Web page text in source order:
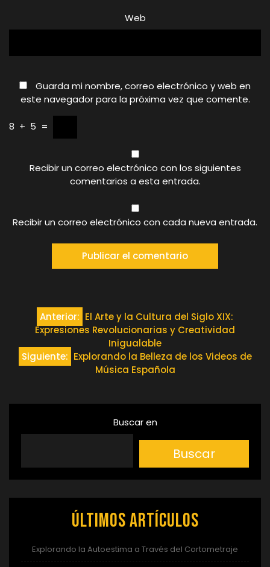
Web
Guarda mi nombre, correo electrónico y web en
este navegador para la próxima vez que comente.
8 + 5 =
Recibir un correo electrónico con los siguientes
comentarios a esta entrada.
Recibir un correo electrónico con cada nueva entrada.
Navegación
de
entradas
Anterior: El Arte y la Cultura del Siglo XIX:
Expresiones Revolucionarias y Creatividad
Inigualable
Siguiente: Explorando la Belleza de los Videos de
Música Española
Buscar en
Buscar
Últimos artículos
Explorando la Autoestima a Través del Cortometraje